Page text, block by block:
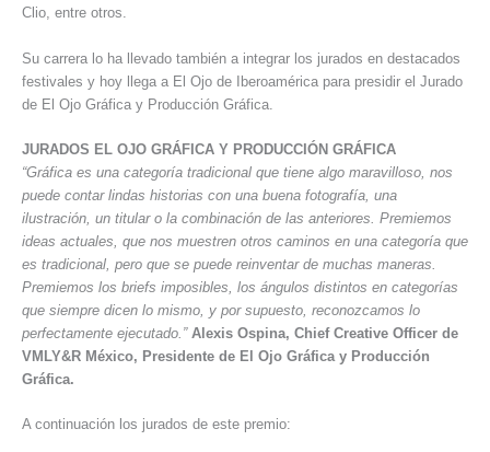
Clio, entre otros.
Su carrera lo ha llevado también a integrar los jurados en destacados
festivales y hoy llega a El Ojo de Iberoamérica para presidir el Jurado
de El Ojo Gráfica y Producción Gráfica.
JURADOS EL OJO GRÁFICA Y PRODUCCIÓN GRÁFICA
“Gráfica es una categoría tradicional que tiene algo maravilloso, nos
puede contar lindas historias con una buena fotografía, una
ilustración, un titular o la combinación de las anteriores. Premiemos
ideas actuales, que nos muestren otros caminos en una categoría que
es tradicional, pero que se puede reinventar de muchas maneras.
Premiemos los briefs imposibles, los ángulos distintos en categorías
que siempre dicen lo mismo, y por supuesto, reconozcamos lo
perfectamente ejecutado.” Alexis Ospina, Chief Creative Officer de
VMLY&R México, Presidente de El Ojo Gráfica y Producción
Gráfica.
A continuación los jurados de este premio: